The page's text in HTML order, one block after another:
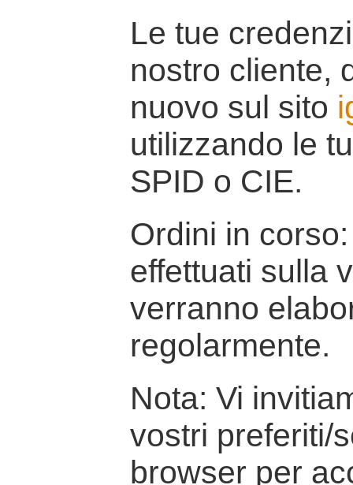
Le tue
nostro cliente,
nuovo sul sito
utilizzando le
SPID o CIE.
Ordini in
effettuati sulla
verranno
regolarmente.
Nota: Vi
vostri preferiti/
browser per